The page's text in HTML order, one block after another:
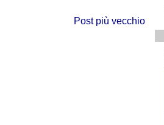
Post più vecchio